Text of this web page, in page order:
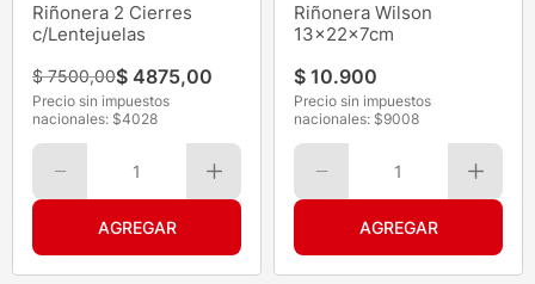
Riñonera 2 Cierres
c/Lentejuelas
$ 7500,00$ 4875,00
Precio sin impuestos
nacionales: $4028
1
Riñonera Wilson
13x22x7cm
$ 10.900
Precio sin impuestos
nacionales: $9008
1